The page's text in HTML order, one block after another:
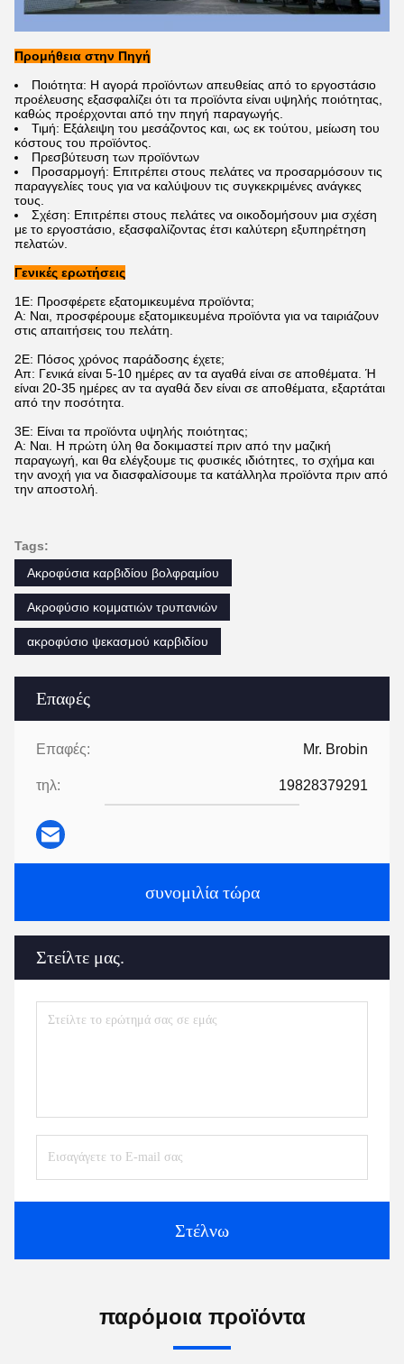
Επαφές
Επαφές: Mr. Brobin
τηλ: 19828379291
συνομιλία τώρα
Στείλτε μας.
Στέλνω
Προμήθεια στην Πηγή
Ποιότητα: Η αγορά προϊόντων απευθείας από το εργοστάσιο
προέλευσης εξασφαλίζει ότι τα προϊόντα είναι υψηλής ποιότητας,
καθώς προέρχονται από την πηγή παραγωγής.
Τιμή: Εξάλειψη του μεσάζοντος και, ως εκ τούτου, μείωση του
κόστους του προϊόντος.
Πρεσβύτευση των προϊόντων
Προσαρμογή: Επιτρέπει στους πελάτες να προσαρμόσουν τις
παραγγελίες τους για να καλύψουν τις συγκεκριμένες ανάγκες
τους.
Σχέση: Επιτρέπει στους πελάτες να οικοδομήσουν μια σχέση
με το εργοστάσιο, εξασφαλίζοντας έτσι καλύτερη εξυπηρέτηση
πελατών.
Γενικές ερωτήσεις
1Ε: Προσφέρετε εξατομικευμένα προϊόντα;
Α: Ναι, προσφέρουμε εξατομικευμένα προϊόντα για να ταιριάζουν
στις απαιτήσεις του πελάτη.
2Ε: Πόσος χρόνος παράδοσης έχετε;
Απ: Γενικά είναι 5-10 ημέρες αν τα αγαθά είναι σε αποθέματα. Ή
είναι 20-35 ημέρες αν τα αγαθά δεν είναι σε αποθέματα, εξαρτάται
από την ποσότητα.
3Ε: Είναι τα προϊόντα υψηλής ποιότητας;
Α: Ναι. Η πρώτη ύλη θα δοκιμαστεί πριν από την μαζική
παραγωγή, και θα ελέγξουμε τις φυσικές ιδιότητες, το σχήμα και
την ανοχή για να διασφαλίσουμε τα κατάλληλα προϊόντα πριν από
την αποστολή.
Tags:
Ακροφύσια καρβιδίου βολφραμίου
Ακροφύσιο κομματιών τρυπανιών
ακροφύσιο ψεκασμού καρβιδίου
παρόμοια προϊόντα